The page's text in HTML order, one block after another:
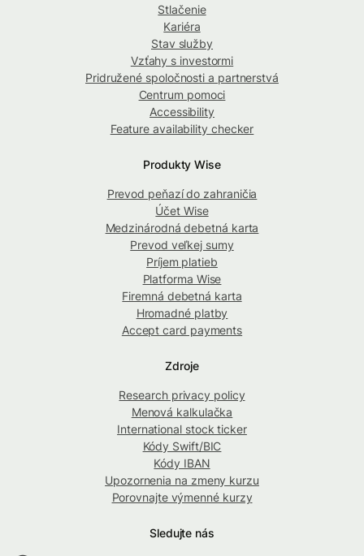
Stlačenie
Kariéra
Stav služby
Vzťahy s investormi
Pridružené spoločnosti a partnerstvá
Centrum pomoci
Accessibility
Feature availability checker
Produkty Wise
Prevod peňazí do zahraničia
Účet Wise
Medzinárodná debetná karta
Prevod veľkej sumy
Príjem platieb
Platforma Wise
Firemná debetná karta
Hromadné platby
Accept card payments
Zdroje
Research privacy policy
Menová kalkulačka
International stock ticker
Kódy Swift/BIC
Kódy IBAN
Upozornenia na zmeny kurzu
Porovnajte výmenné kurzy
Sledujte nás